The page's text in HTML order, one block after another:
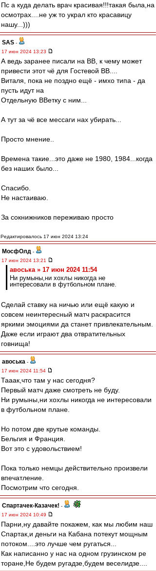
Пс а куда делать врач красивая!!!такая была,на
осмотрах....не уж то украл кто красавицу
нашу...)))
SAS -
17 июн 2024 13:23
А ведь заранее писали на ВВ, к чему может
привести этот чё для Гостевой ВВ....
Виталя, пока не поздно ещё - имхо типа - да
пусть идут на
Отдельную ВВетку с ним...
А тут за чё все мессаги нах убирать...
Просто мнение..
Времена такие...это даже не 1980, 1984...когда
без наших было...
Спасибо.
Не настаиваю.
За сокнижников переживаю просто
Редактировалось 17 июн 2024 13:24
МосфОлд -
17 июн 2024 13:21
авоська » 17 июн 2024 11:54
Ни румыны,ни хохлы никогда не
интересовали в футбольном плане.
Сделай ставку на ничью или ещё какую и
совсем неинтересный матч раскрасится
яркими эмоциями да станет привлекательным.
Даже если играют два отвратительных
говнища!
авоська -
17 июн 2024 11:54
Тааак,что там у нас сегодня?
Первый матч даже смотреть не буду.
Ни румыны,ни хохлы никогда не интересовали
в футбольном плане.
Но потом две крутые команды.
Бельгия и Франция.
Вот это с удовольствием!
Пока только немцы действительно произвели
впечатление.
Посмотрим что сегодня.
Спартачек-Казачек! -
17 июн 2024 10:49
Парни,ну давайте покажем, как мы любим наш
Спартак,и деньги на Кабана потекут мощным
потоком....это лучше чем ругаться...
Как написанно у нас на одном грузинском ре
торане,Не будем ругадзе,будем веселидзе....